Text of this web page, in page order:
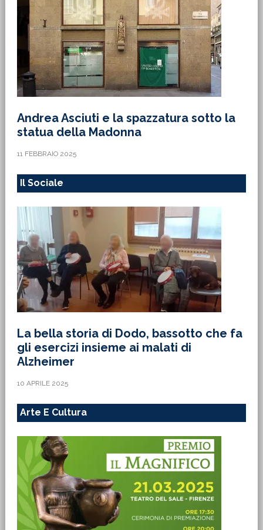
Andrea Asciuti e la spazzatura sotto la
statua della Madonna
11 FEBBRAIO 2025
Il Sociale
La bella storia di Dodo, bassotto che fa
gli esercizi insieme ai malati di
Alzheimer
10 APRILE 2025
Arte E Cultura